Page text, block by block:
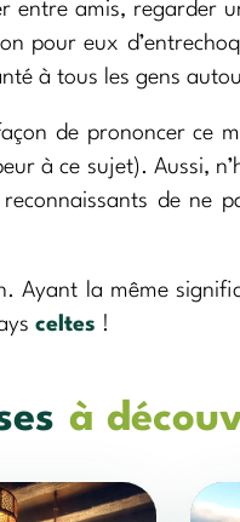
entre amis, regarder
pour eux
à tous les gens
de prononcer ce
à ce sujet). Aussi,
de ne
Ayant la même
celtes !
à